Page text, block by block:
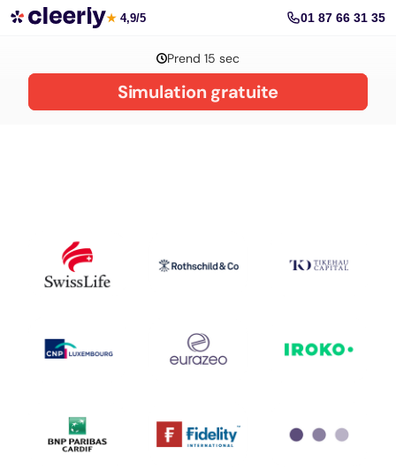
La gestion de patrimoine avec Cleerly
★ 4,9/5 01 87 66 31 35